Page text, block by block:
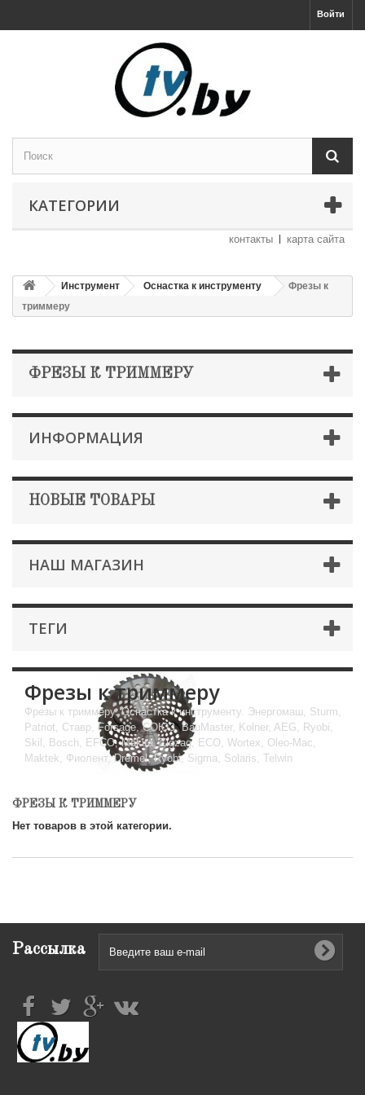
Войти
КАТЕГОРИИ
контакты карта сайта
Инструмент Оснастка к инструменту
Фрезы к
триммеру
ФРЕЗЫ К ТРИММЕРУ
ИНФОРМАЦИЯ
НОВЫЕ ТОВАРЫ
НАШ МАГАЗИН
ТЕГИ
Фрезы к триммеру
Фрезы к триммеру. Оснастка к инструменту. Энергомаш, Sturm,
Patriot, Ставр, Forsage, СОЮЗ, BauMaster, Kolner, AEG, Ryobi,
Skil, Bosch, EFCO, Makita, Zigzag, ECO, Wortex, Oleo-Mac,
Maktek, Фиолент, Dremel, Ryobi, Sigma, Solaris, Telwin
ФРЕЗЫ К ТРИММЕРУ
Нет товаров в этой категории.
Рассылка